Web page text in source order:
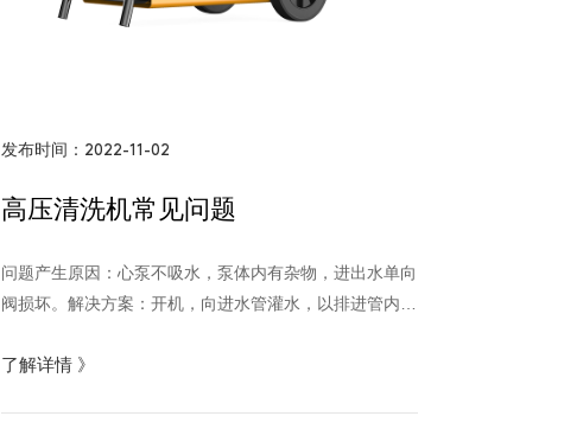
发布时间：2022-11-02
高压清洗机常见问题
问题产生原因：心泵不吸水，泵体内有杂物，进出水单向
阀损坏。解决方案：开机，向进水管灌水，以排进管内空
了解详情 》